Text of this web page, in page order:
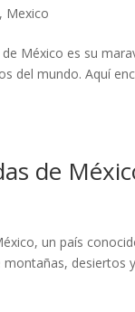
, Mexico
México es su
del mundo. Aquí
de
un país
desiertos